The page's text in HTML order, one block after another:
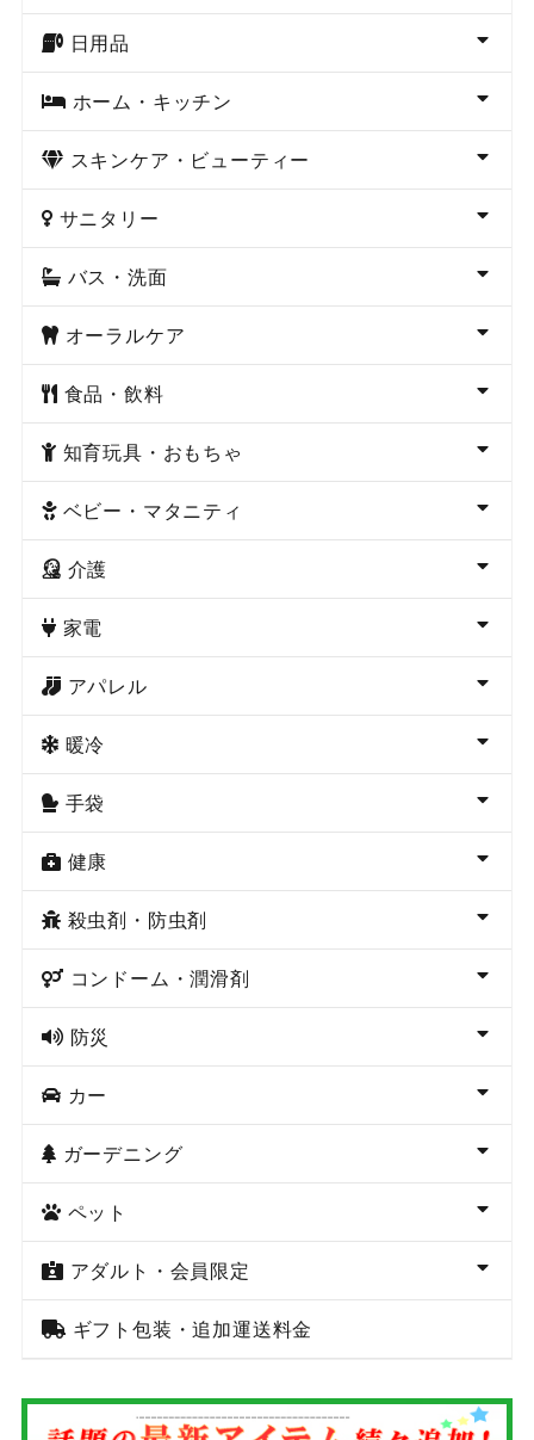
日用品
ホーム・キッチン
スキンケア・ビューティー
サニタリー
バス・洗面
オーラルケア
食品・飲料
知育玩具・おもちゃ
ベビー・マタニティ
介護
家電
アパレル
暖冷
手袋
健康
殺虫剤・防虫剤
コンドーム・潤滑剤
防災
カー
ガーデニング
ペット
アダルト・会員限定
ギフト包装・追加運送料金